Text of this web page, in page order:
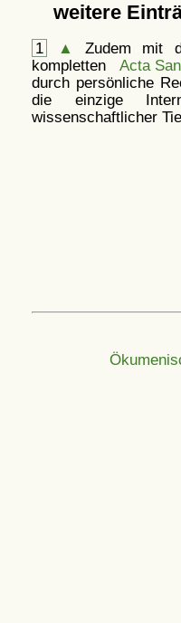
weitere
1 ▲
Zudem mit
kompletten Acta
durch persönliche
die einzige
wissenschaftlicher